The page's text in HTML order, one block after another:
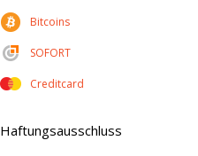
Bitcoins
SOFORT
Creditcard
Haftungsausschluss